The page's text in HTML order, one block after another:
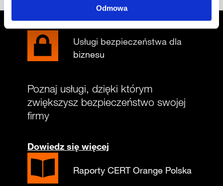
Odmowa
Usługi bezpieczeństwa dla
biznesu
Poznaj usługi, dzięki którym
zwiększysz bezpieczeństwo swojej
firmy
Dowiedz się więcej
Raporty CERT Orange Polska